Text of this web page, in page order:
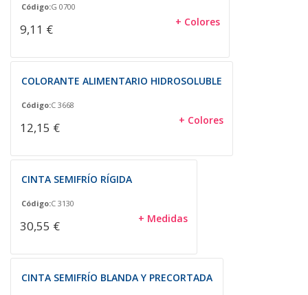
Código:G 0700
9,11 € + Colores
COLORANTE ALIMENTARIO HIDROSOLUBLE
Código:C 3668
12,15 € + Colores
CINTA SEMIFRÍO RÍGIDA
Código:C 3130
30,55 € + Medidas
CINTA SEMIFRÍO BLANDA Y PRECORTADA